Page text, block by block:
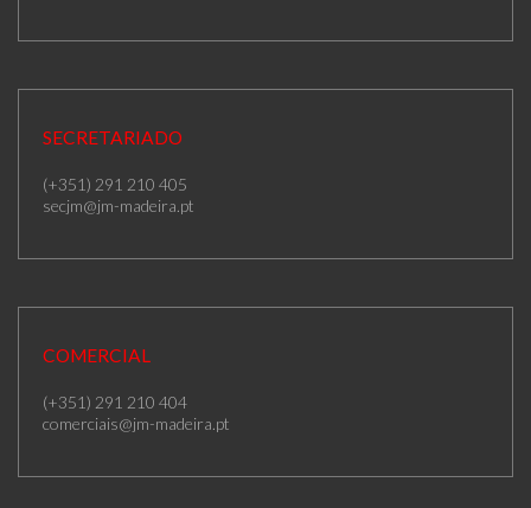
SECRETARIADO
(+351) 291 210 405
secjm@jm-madeira.pt
COMERCIAL
(+351) 291 210 404
comerciais@jm-madeira.pt